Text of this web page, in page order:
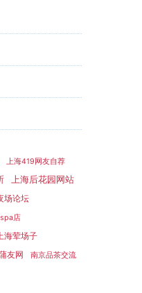
上海419网友自荐
上海后花园网站
场论坛
店
海荤场子
友网 南京品茶交流